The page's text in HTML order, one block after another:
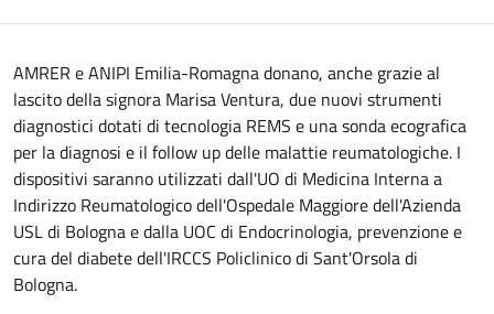
AMRER e ANIPI Emilia-Romagna donano, anche grazie al
lascito della signora Marisa Ventura, due nuovi strumenti
diagnostici dotati di tecnologia REMS e una sonda ecografica
per la diagnosi e il follow up delle malattie reumatologiche. I
dispositivi saranno utilizzati dall'UO di Medicina Interna a
Indirizzo Reumatologico dell'Ospedale Maggiore dell'Azienda
USL di Bologna e dalla UOC di Endocrinologia, prevenzione e
cura del diabete dell'IRCCS Policlinico di Sant'Orsola di
Bologna.